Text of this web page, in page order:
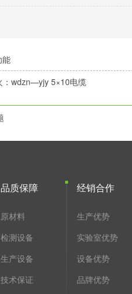
能
：wdzn—yjy 5×10电缆
品质保障
原材料
检测设备
生产设备
技术保证
经销合作
生产优势
实验室优势
设备优势
品牌优势